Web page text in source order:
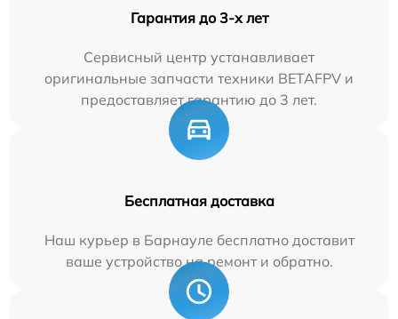
Гарантия до 3-х лет
Сервисный центр устанавливает
оригинальные запчасти техники BETAFPV и
предоставляет гарантию до 3 лет.
Бесплатная доставка
Наш курьер в Барнауле бесплатно доставит
ваше устройство на ремонт и обратно.